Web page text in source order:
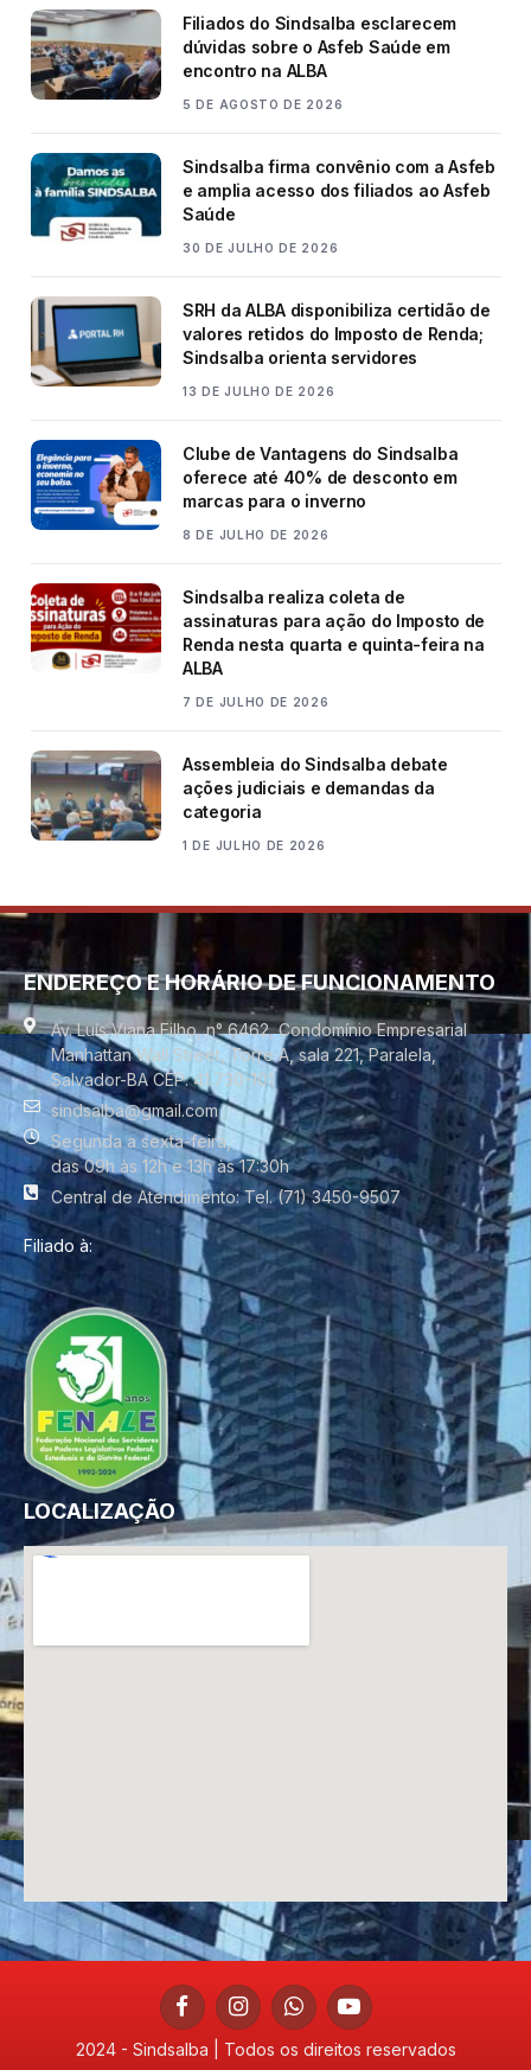
Filiados do Sindsalba esclarecem
dúvidas sobre o Asfeb Saúde em
encontro na ALBA
5 DE AGOSTO DE 2026
Sindsalba firma convênio com a Asfeb
e amplia acesso dos filiados ao Asfeb
Saúde
30 DE JULHO DE 2026
SRH da ALBA disponibiliza certidão de
valores retidos do Imposto de Renda;
Sindsalba orienta servidores
13 DE JULHO DE 2026
Clube de Vantagens do Sindsalba
oferece até 40% de desconto em
marcas para o inverno
8 DE JULHO DE 2026
Sindsalba realiza coleta de
assinaturas para ação do Imposto de
Renda nesta quarta e quinta-feira na
ALBA
7 DE JULHO DE 2026
Assembleia do Sindsalba debate
ações judiciais e demandas da
categoria
1 DE JULHO DE 2026
ENDEREÇO E HORÁRIO DE FUNCIONAMENTO
Av. Luís Viana Filho, n° 6462, Condomínio Empresarial
Manhattan Wall Street, Torre A, sala 221, Paralela,
Salvador-BA CEP. 41.730-101
sindsalba@gmail.com
Segunda a sexta-feira,
das 09h às 12h e 13h às 17:30h
Central de Atendimento: Tel. (71) 3450-9507
Filiado à:
LOCALIZAÇÃO
FacebookInstagramWhatsAppYouTube
2024 - Sindsalba | Todos os direitos reservados